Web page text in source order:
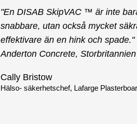
"En DISAB SkipVAC ™ är inte
snabbare, utan också mycket
effektivare än en hink och spade."
Anderton Concrete, Storbritannien
Cally Bristow
Hälso- säkerhetschef, Lafarge